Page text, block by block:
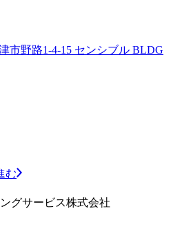
市野路1-4-15 センシブル BLDG
む
グサービス株式会社